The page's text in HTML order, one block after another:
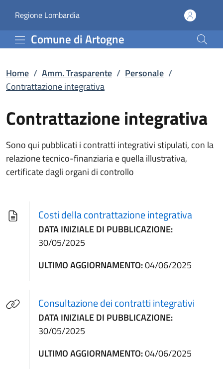
Contrattazione
Regione Lombardia(apre in un'altra scheda).
Comune di Artogne
Home / Amm. Trasparente / Personale /
Contrattazione integrativa
Contrattazione integrativa
Sono qui pubblicati i contratti integrativi stipulati, con la
relazione tecnico-finanziaria e quella illustrativa,
certificate dagli organi di controllo
Costi della contrattazione integrativa
DATA INIZIALE DI PUBBLICAZIONE:
30/05/2025
ULTIMO AGGIORNAMENTO:04/06/2025
Consultazione dei contratti integrativi
DATA INIZIALE DI PUBBLICAZIONE:
30/05/2025
ULTIMO AGGIORNAMENTO:04/06/2025